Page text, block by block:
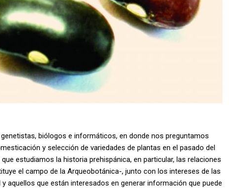
biólogos e informáticos, en donde nos preguntamos
y selección de variedades de plantas en el pasado del
estudiamos la historia prehispánica, en particular, las relaciones
el campo de la Arqueobotánica-, junto con los intereses de las
aquellos que están interesados en generar información que puede